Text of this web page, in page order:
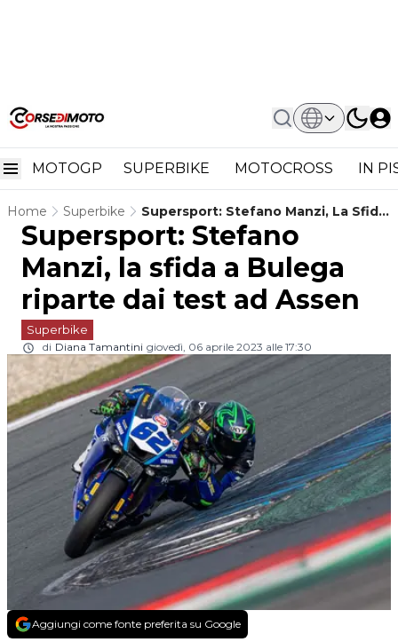
MOTOGP SUPERBIKE MOTOCROSS IN
Home Superbike
Supersport: Stefano Manzi, La Sfida
A Bulega Riparte Dai Test Ad Assen
Supersport: Stefano
Manzi, la sfida a Bulega
riparte dai test ad Assen
Superbike
di Diana Tamantini giovedì, 06 aprile 2023 alle 17:30
Aggiungi come fonte preferita su Google